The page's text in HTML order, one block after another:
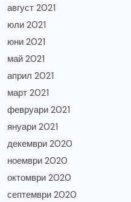
август 2021
юли 2021
юни 2021
май 2021
април 2021
март 2021
февруари 2021
януари 2021
декември 2020
ноември 2020
октомври 2020
септември 2020